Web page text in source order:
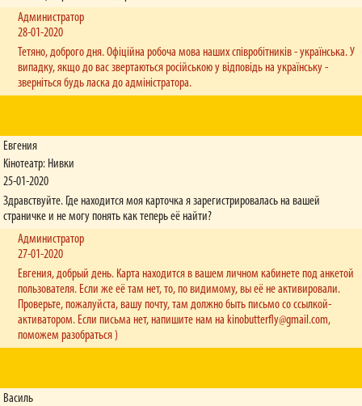
Администратор
28-01-2020
Тетяно, доброго дня. Офіційна робоча мова наших співробітників - українська. У
випадку, якщо до вас звертаються російською у відповідь на українську -
зверніться будь ласка до адміністратора.
Евгения
Кінотеатр: Нивки
25-01-2020
Здравствуйте. Где находится моя карточка я зарегистрировалась на вашей
страничке и не могу понять как теперь её найти?
Администратор
27-01-2020
Евгения, добрый день. Карта находится в вашем личном кабинете под анкетой
пользователя. Если же её там нет, то, по видимому, вы её не активировали.
Проверьте, пожалуйста, вашу почту, там должно быть письмо со ссылкой-
активатором. Если письма нет, напишите нам на kinobutterfly@gmail.com,
поможем разобраться )
Василь